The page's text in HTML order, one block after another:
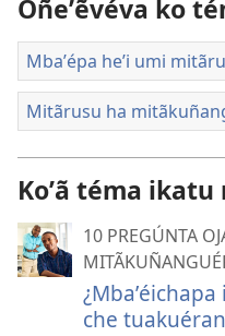
Oñeʼẽvéva ko
Mbaʼépa heʼi umi
Mitãrusu ha
Koʼã téma
10 PREGÚNTA
che